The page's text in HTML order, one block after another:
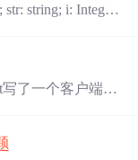
客户端不知道返